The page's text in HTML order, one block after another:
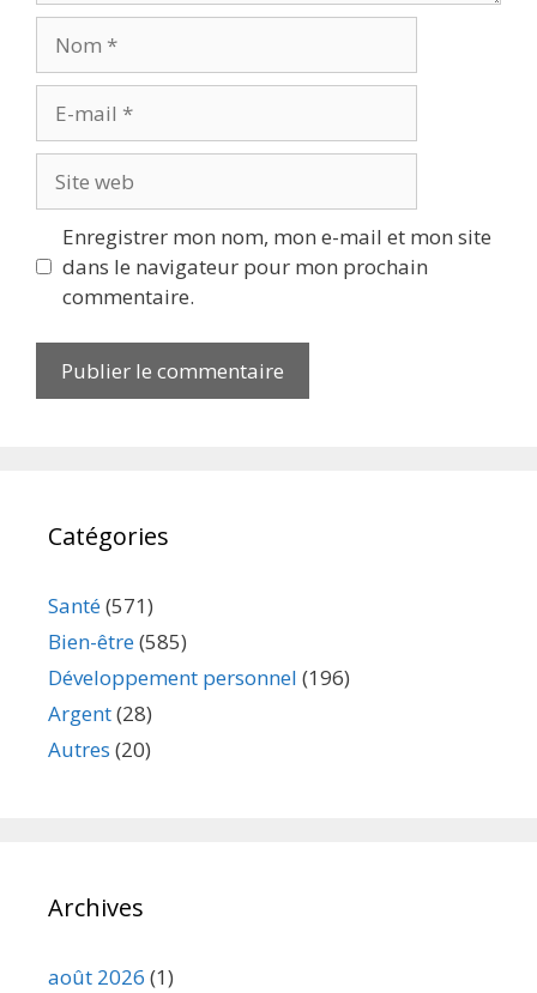
Enregistrer mon nom, mon e-mail et mon site
dans le navigateur pour mon prochain
commentaire.
Catégories
Santé(571)
Bien-être(585)
Développement personnel (196)
Argent(28)
Autres (20)
Archives
août 2026 (1)